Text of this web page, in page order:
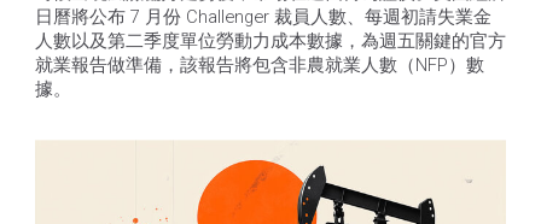
日曆將公布 7 月份 Challenger 裁員人數、每週初請失業金
人數以及第二季度單位勞動力成本數據，為週五關鍵的官方
就業報告做準備，該報告將包含非農就業人數（NFP）數
據。